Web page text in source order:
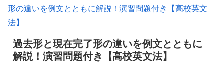
形の違いを例文とともに解説！演習問題付き【高校英文
法】
過去形と現在完了形の違いを例文とともに
解説！演習問題付き【高校英文法】